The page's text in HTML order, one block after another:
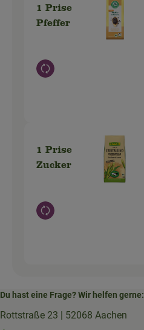
1 Prise
Pfeffer
Auswahl ändern
1 Prise
Zucker
Auswahl ändern
Du hast eine Frage? Wir helfen gerne:
Rottstraße 23 | 52068 Aachen